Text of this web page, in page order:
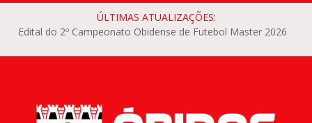
ÚLTIMAS ATUALIZAÇÕES:
Edital do 2º Campeonato Obidense de Futebol Master 2026